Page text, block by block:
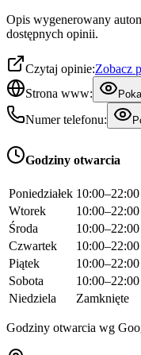
Opis wygenerowany
dostępnych opinii.
Czytaj opinie:Zobacz
Strona www:
Numer telefonu:
Godziny otwarcia
Poniedziałek 10:00–22:00
Wtorek
10:00–22:00
Środa
10:00–22:00
Czwartek
10:00–22:00
Piątek
10:00–22:00
Sobota
10:00–22:00
Niedziela
Zamknięte
Godziny otwarcia wg